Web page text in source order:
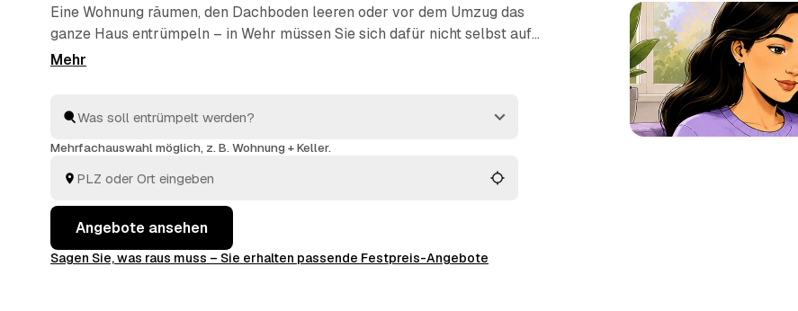
Eine Wohnung räumen, den Dachboden leeren oder vor dem Umzug das
ganze Haus entrümpeln – in Wehr müssen Sie sich dafür nicht selbst auf
die Suche nach einem Betrieb machen. Über AWL stellen Sie eine einzige
vergleichen, wählen aus und alles wird fachgerecht entsorgt.
Mehrfachauswahl möglich, z. B. Wohnung + Keller.
Angebote ansehen
Sagen Sie, was raus muss – Sie erhalten passende Festpreis-Angebote